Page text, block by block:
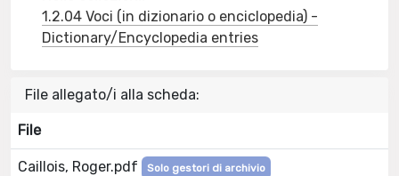
1.2.04 Voci (in dizionario o enciclopedia) -
Dictionary/Encyclopedia entries
File allegato/i alla scheda:
File
Caillois, Roger.pdf Solo gestori di archivio